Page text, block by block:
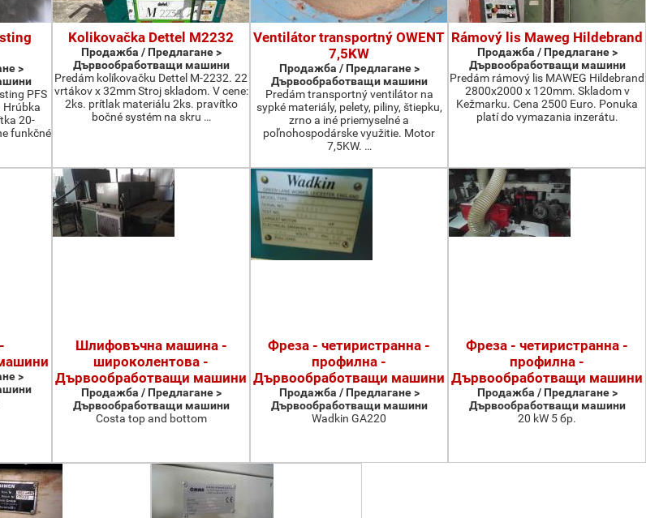
>
PFS
Hrúbka
20-
funkčné
Kolikovačka Dettel M2232
Продажба / Предлагане >
Дървообработващи машини
Predám kolíkovačku Dettel M-2232. 22
vrtákov x 32mm Stroj skladom. V cene:
2ks. prítlak materiálu 2ks. pravítko
bočné systém na skru …
Ventilátor transportný OWENT
7,5KW
Продажба / Предлагане >
Дървообработващи машини
Predám transportný ventilátor na
sypké materiály, pelety, piliny, štiepku,
zrno a iné priemyselné a
poľnohospodárske využitie. Motor
7,5KW. …
Rámový lis Maweg Hildebrand
Продажба / Предлагане >
Дървообработващи машини
Predám rámový lis MAWEG Hildebrand
2800x2000 x 120mm. Skladom v
Kežmarku. Cena 2500 Euro. Ponuka
platí do vymazania inzerátu.
>
Шлифовъчна машина -
широколентова -
Дървообработващи машини
Продажба / Предлагане >
Дървообработващи машини
Costa top and bottom
Фреза - четиристранна -
профилна -
Дървообработващи машини
Продажба / Предлагане >
Дървообработващи машини
Wadkin GA220
Фреза - четиристранна -
профилна -
Дървообработващи машини
Продажба / Предлагане >
Дървообработващи машини
20 kW 5 бр.